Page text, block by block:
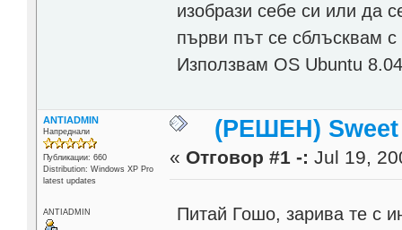
изобрази себе си или да
първи път се сблъсквам
Използвам OS Ubuntu
ANTIADMIN
Напреднали
Публикации: 660
Distribution: Windows XP Pro
latest updates
ANTIADMIN
(РЕШЕН) Sweet
« Отговор #1 -: Jul 19,
Питай Гошо, зарива те с